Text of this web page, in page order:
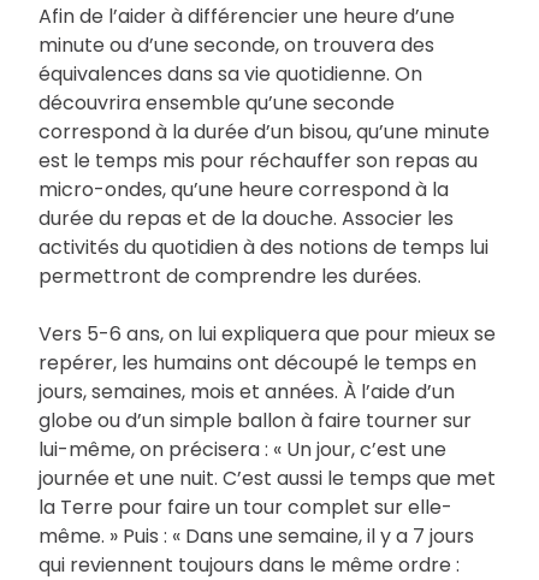
Afin de l’aider à différencier une heure d’une
minute ou d’une seconde, on trouvera des
équivalences dans sa vie quotidienne. On
découvrira ensemble qu’une seconde
correspond à la durée d’un bisou, qu’une minute
est le temps mis pour réchauffer son repas au
micro-ondes, qu’une heure correspond à la
durée du repas et de la douche. Associer les
activités du quotidien à des notions de temps lui
permettront de comprendre les durées.
Vers 5-6 ans, on lui expliquera que pour mieux se
repérer, les humains ont découpé le temps en
jours, semaines, mois et années. À l’aide d’un
globe ou d’un simple ballon à faire tourner sur
lui-même, on précisera : « Un jour, c’est une
journée et une nuit. C’est aussi le temps que met
la Terre pour faire un tour complet sur elle-
même. » Puis : « Dans une semaine, il y a 7 jours
qui reviennent toujours dans le même ordre :